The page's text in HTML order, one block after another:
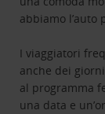
abbiamo l’auto
I viaggiatori
anche dei
al programma
una data e